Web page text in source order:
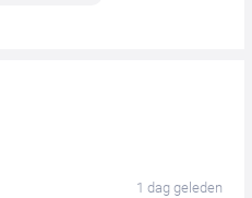
1 dag geleden